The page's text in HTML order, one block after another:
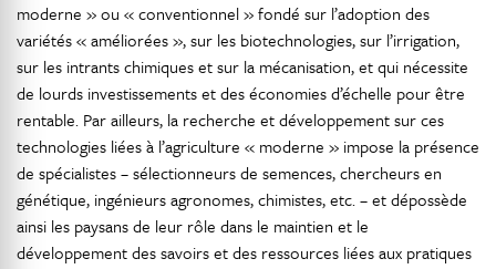
moderne » ou « conventionnel » fondé sur l’adoption des
variétés « améliorées », sur les biotechnologies, sur l’irrigation,
sur les intrants chimiques et sur la mécanisation, et qui nécessite
de lourds investissements et des économies d’échelle pour être
rentable. Par ailleurs, la recherche et développement sur ces
technologies liées à l’agriculture « moderne » impose la présence
de spécialistes – sélectionneurs de semences, chercheurs en
génétique, ingénieurs agronomes, chimistes, etc. – et dépossède
ainsi les paysans de leur rôle dans le maintien et le
développement des savoirs et des ressources liées aux pratiques